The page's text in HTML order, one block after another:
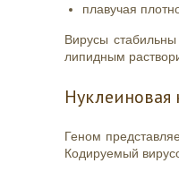
плавучая
Вирусы
липидным
Нуклеиновая
Геном
Кодируемый